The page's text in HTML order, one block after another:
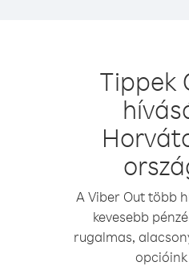
Tippek
A Viber Out több
kevesebb
rugalmas,
opcióink